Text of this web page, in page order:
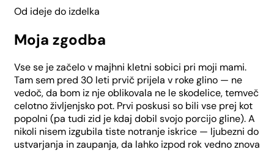
Od ideje do izdelka
Moja zgodba
Vse se je začelo v majhni kletni sobici pri moji mami.
Tam sem pred 30 leti prvič prijela v roke glino — ne
vedoč, da bom iz nje oblikovala ne le skodelice, temveč
celotno življenjsko pot. Prvi poskusi so bili vse prej kot
popolni (pa tudi zid je kdaj dobil svojo porcijo gline). A
nikoli nisem izgubila tiste notranje iskrice — ljubezni do
ustvarjanja in zaupanja, da lahko izpod rok vedno znova